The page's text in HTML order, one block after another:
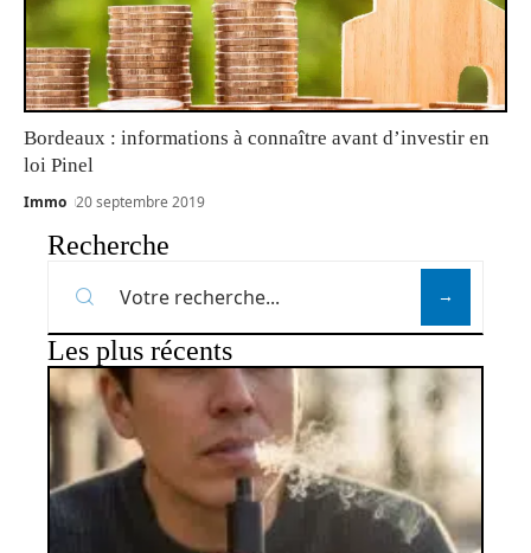
Bordeaux : informations à connaître avant d’investir en
loi Pinel
Immo 20 septembre 2019
Recherche
Les plus récents